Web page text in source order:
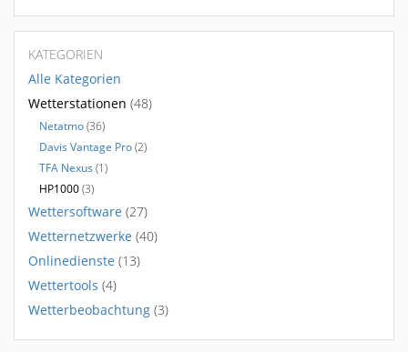
KATEGORIEN
Alle Kategorien
Wetterstationen (48)
Netatmo(36)
Davis Vantage Pro(2)
TFA Nexus (1)
HP1000(3)
Wettersoftware (27)
Wetternetzwerke (40)
Onlinedienste (13)
Wettertools (4)
Wetterbeobachtung (3)